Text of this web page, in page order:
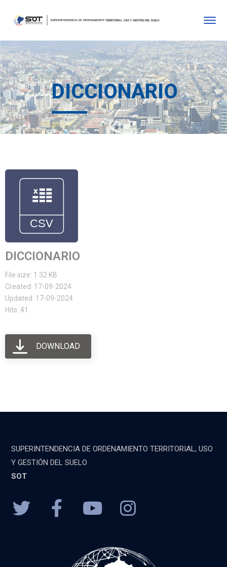
DICCIONARIO
DICCIONARIO
File size: 1.32 KB
Created: 17-09-2024
Updated: 17-09-2024
Hits: 41
DOWNLOAD
SUPERINTENDENCIA DE ORDENAMIENTO TERRITORIAL, USO
Y GESTIÓN DEL SUELO
SOT